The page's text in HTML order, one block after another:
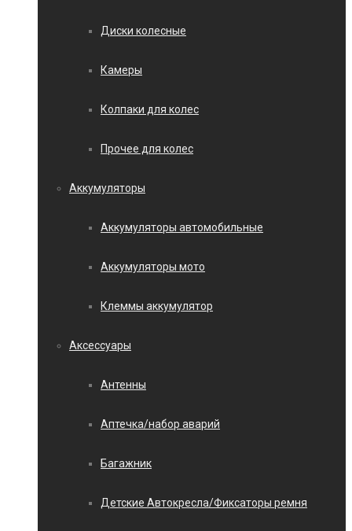
Диски колесные
Камеры
Колпаки для колес
Прочее для колес
Аккумуляторы
Аккумуляторы автомобильные
Аккумуляторы мото
Клеммы аккумулятор
Аксессуары
Антенны
Аптечка/набор аварий
Багажник
Детские Автокресла/Фиксаторы ремня